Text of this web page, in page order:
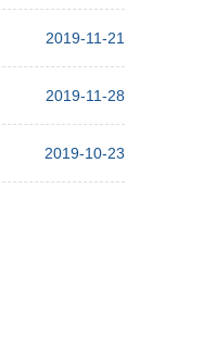
2019-11-21
2019-11-28
2019-10-23